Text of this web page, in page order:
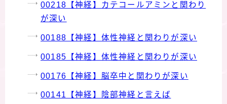
00218【神経】カテコールアミンと関わり
が深い
00188【神経】体性神経と関わりが深い
00185【神経】体性神経と関わりが深い
00176【神経】脳卒中と関わりが深い
00141【神経】陰部神経と言えば